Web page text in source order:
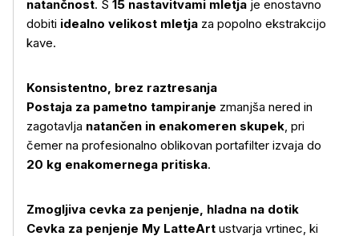
natančnost. S 15 nastavitvami mletja je enostavno
dobiti idealno velikost mletja za popolno ekstrakcijo
kave.
Konsistentno, brez raztresanja
Postaja za pametno tampiranje zmanjša nered in
zagotavlja natančen in enakomeren skupek, pri
čemer na profesionalno oblikovan portafilter izvaja do
20 kg enakomernega pritiska.
Zmogljiva cevka za penjenje, hladna na dotik
Cevka za penjenje My LatteArt ustvarja vrtinec, ki